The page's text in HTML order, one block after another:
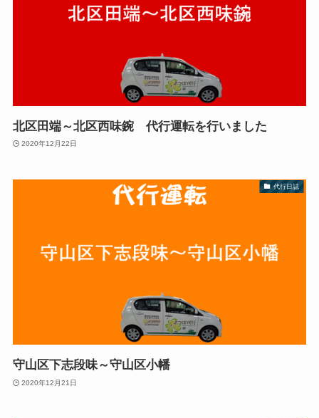
北区田端～北区西味鋺 代行運転を行いました
2020年12月22日
代行日誌
守山区下志段味～守山区小幡
2020年12月21日